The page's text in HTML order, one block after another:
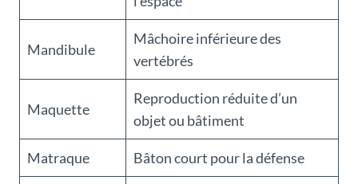
Mandibule
Mâchoire inférieure des
vertébrés
Maquette
Reproduction réduite d’un
objet ou bâtiment
Matraque Bâton court pour la défense